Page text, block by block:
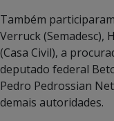
Também
Verruck (Semadesc),
(Casa Civil), a
deputado federal
Pedro Pedrossian
demais autoridades.